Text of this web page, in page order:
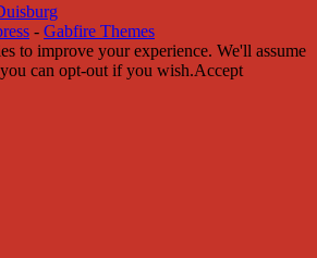
- Gabfire Themes
to improve your experience. We'll assume
can opt-out if you wish.Accept